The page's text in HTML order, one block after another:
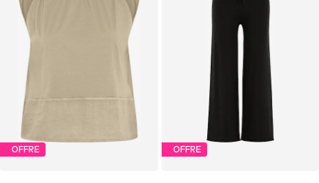
OFFRE OFFRE